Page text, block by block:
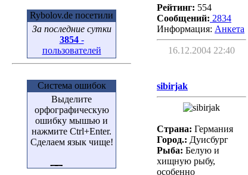
Rybolov.de посетили
За последние сутки
3854-
пользователей
Система ошибок
Выделите
орфографическую
ошибку мышью и
нажмите Ctrl+Enter.
Сделаем язык чище!
Рейтинг: 554
Сообщений: 2834
Информация: Aнкета
16.12.2004 22:40
sibirjak
Страна: Германия
Город.: Дуисбург
Рыба: Белую и
хищную рыбу,
особенно